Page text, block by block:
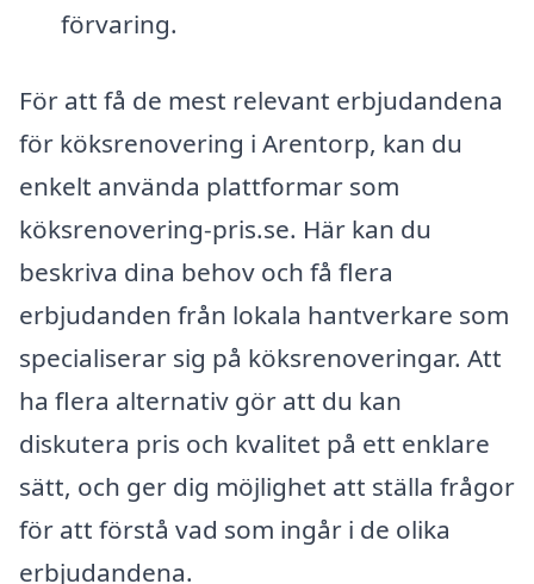
förvaring.
För att få de mest relevant erbjudandena
för köksrenovering i Arentorp, kan du
enkelt använda plattformar som
köksrenovering-pris.se. Här kan du
beskriva dina behov och få flera
erbjudanden från lokala hantverkare som
specialiserar sig på köksrenoveringar. Att
ha flera alternativ gör att du kan
diskutera pris och kvalitet på ett enklare
sätt, och ger dig möjlighet att ställa frågor
för att förstå vad som ingår i de olika
erbjudandena.